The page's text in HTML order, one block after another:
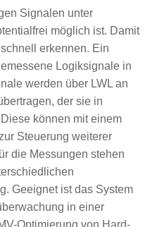
Signalen unter
möglich ist. Damit
erkennen. Ein
Logiksignale in
werden über LWL an
der sie in
können mit einem
Steuerung weiterer
die Messungen stehen
Geeignet ist das System
in einer
Optimierung von Hard-